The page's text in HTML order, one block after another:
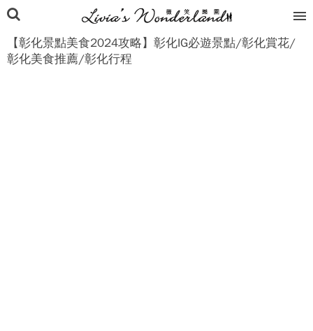
【彰化景點美食2024攻略】彰化IG必遊景點/彰化賞花/
彰化美食推薦/彰化行程